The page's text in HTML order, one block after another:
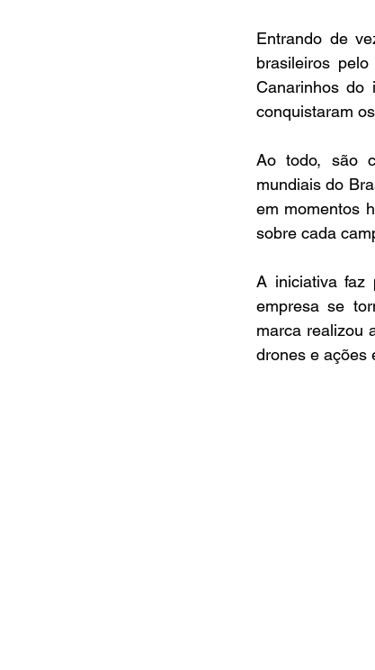
Entrando de
brasileiros
Canarinhos do
conquistaram
Ao todo, são
mundiais do
em momentos
sobre cada
A iniciativa faz
empresa se
marca realizou
drones e ações